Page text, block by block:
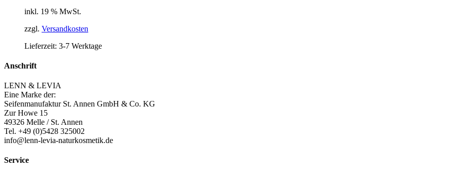
inkl. 19 % MwSt.
zzgl. Versandkosten
Lieferzeit: 3-7 Werktage
Anschrift
LENN & LEVIA
Eine Marke der:
Seifenmanufaktur St. Annen GmbH & Co. KG
Zur Howe 15
49326 Melle / St. Annen
Tel. +49 (0)5428 325002
info@lenn-levia-naturkosmetik.de
Service